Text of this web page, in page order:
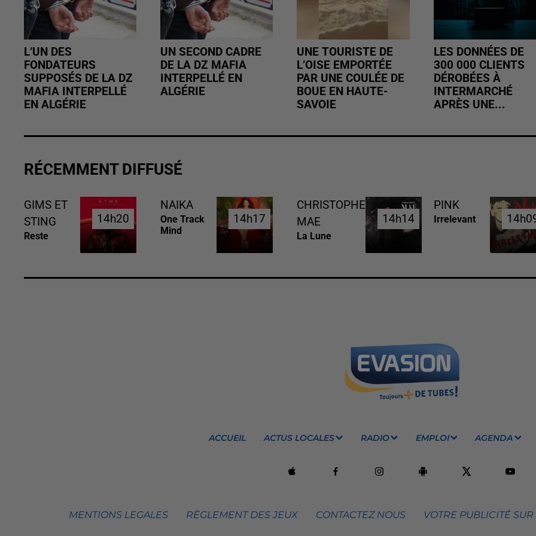
L’UN DES
FONDATEURS
SUPPOSÉS DE LA DZ
MAFIA INTERPELLÉ
EN ALGÉRIE
UN SECOND CADRE
DE LA DZ MAFIA
INTERPELLÉ EN
ALGÉRIE
UNE TOURISTE DE
L’OISE EMPORTÉE
PAR UNE COULÉE DE
BOUE EN HAUTE-
SAVOIE
LES DONNÉES DE
300 000 CLIENTS
DÉROBÉES À
INTERMARCHÉ
APRÈS UNE...
RÉCEMMENT DIFFUSÉ
GIMS ET
STING
Reste
14h20
14h20
NAIKA
One Track
Mind
14h17
14h17
CHRISTOPHE
MAE
La Lune
14h14
14h14
PINK
Irrelevant
ACCUEIL ACTUS LOCALES RADIO EMPLOI AGENDA
MENTIONS LEGALES RÈGLEMENT DES JEUX CONTACTEZ NOUS VOTRE PUBLICITÉ